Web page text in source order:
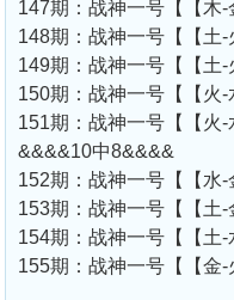
147期：战神一号【【木
148期：战神一号【【土
149期：战神一号【【土
150期：战神一号【【火
151期：战神一号【【火
&&&&10中8&&&&
152期：战神一号【【水
153期：战神一号【【土
154期：战神一号【【土
155期：战神一号【【金